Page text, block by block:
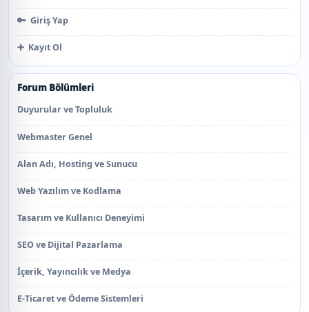
🔑 Giriş Yap
➕ Kayıt Ol
Forum Bölümleri
Duyurular ve Topluluk
Webmaster Genel
Alan Adı, Hosting ve Sunucu
Web Yazılım ve Kodlama
Tasarım ve Kullanıcı Deneyimi
SEO ve Dijital Pazarlama
İçerik, Yayıncılık ve Medya
E-Ticaret ve Ödeme Sistemleri